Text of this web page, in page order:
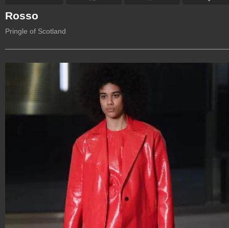
Rosso
Pringle of Scotland